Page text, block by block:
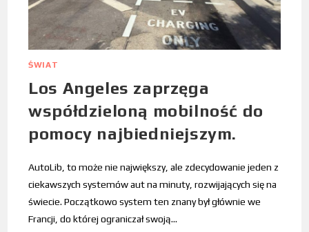
ŚWIAT
Los Angeles zaprzęga
współdzieloną mobilność do
pomocy najbiedniejszym.
AutoLib, to może nie największy, ale zdecydowanie jeden z
ciekawszych systemów aut na minuty, rozwijających się na
świecie. Początkowo system ten znany był głównie we
Francji, do której ograniczał swoją…